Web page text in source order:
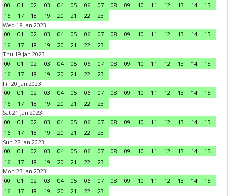
00
01 02 03 04 05 06 07 08 09 10 11 12 13 14
15
16
17 18 19 20 21 22
23
Wed 18 Jan 2023
00
01 02 03 04 05 06 07 08 09 10 11 12 13 14
15
16
17 18 19 20 21 22
23
Thu 19 Jan 2023
00
01 02 03 04 05 06 07 08 09 10 11 12 13 14
15
16
17 18 19 20 21 22
23
Fri 20 Jan 2023
00
01 02 03 04 05 06 07 08 09 10 11 12 13 14
15
16
17 18 19 20 21 22
23
Sat 21 Jan 2023
00
01 02 03 04 05 06 07 08 09 10 11 12 13 14
15
16
17 18 19 20 21 22
23
Sun 22 Jan 2023
00
01 02 03 04 05 06 07 08 09 10 11 12 13 14
15
16
17 18 19 20 21 22
23
Mon 23 Jan 2023
00
01 02 03 04 05 06 07 08 09 10 11 12 13 14
15
16
17 18 19 20 21 22
23